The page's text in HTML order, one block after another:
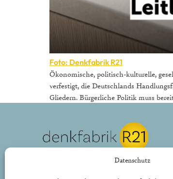
Datenschutz
Foto: Denkfabrik R21
Ökonomische, politisch-kulturelle,
verfestigt, die Deutschlands
Gliedern. Bürgerliche Politik muss